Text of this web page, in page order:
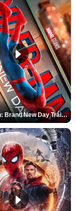
Spider-Man: Brand New Day Tráiler (3)